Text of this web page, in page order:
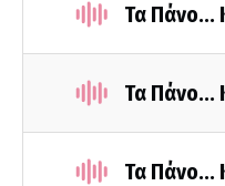
Τα
Τα
Τα